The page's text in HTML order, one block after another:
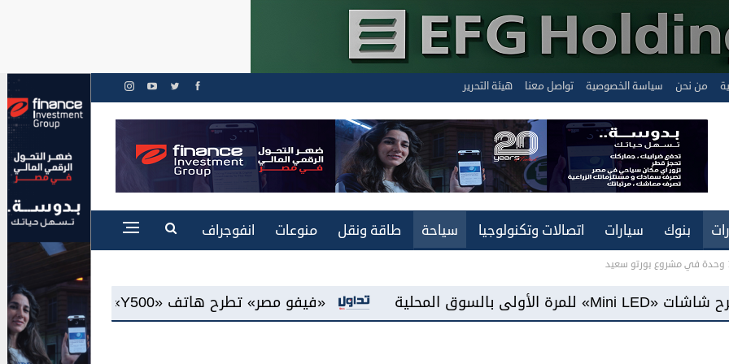
من نحن سياسة الخصوصية تواصل معنا هيئة التحرير
بنوك سيارات اتصالات وتكنولوجيا سياحة طاقة ونقل منوعات
انفوجراف
«فيفو مصر» تطرح هاتف «Y500» ببطارية سعة 8100 مللي أمبير وشاشة «AMOLED»